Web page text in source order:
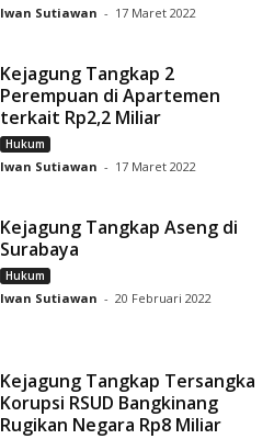
Iwan Sutiawan - 17 Maret 2022
Kejagung Tangkap 2
Perempuan di Apartemen
terkait Rp2,2 Miliar
Hukum
Iwan Sutiawan - 17 Maret 2022
Kejagung Tangkap Aseng di
Surabaya
Hukum
Iwan Sutiawan - 20 Februari 2022
Kejagung Tangkap Tersangka
Korupsi RSUD Bangkinang
Rugikan Negara Rp8 Miliar